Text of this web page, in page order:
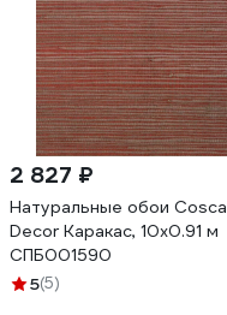
2 827 ₽
Натуральные обои Cosca
Decor Каракас, 10x0.91 м
СПБ001590
5(5)